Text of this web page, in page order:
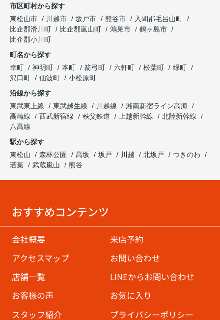
市区町村から探す
東松山市
川越市 坂戸市 熊谷市
入間郡毛呂山町
比企郡滑川町
比企郡嵐山町 鴻巣市
鶴ヶ島市
比企郡小川町
町名から探す
幸町
神明町 本町 箭弓町 六軒町 松葉町
緑町
沢口町
仙波町
小松原町
沿線から探す
東武東上線
東武越生線 川越線
湘南新宿ライン高海
高崎線
西武新宿線 秩父鉄道 上越新幹線
北陸新幹線
八高線
駅から探す
東松山
森林公園 高坂 坂戸 川越 北坂戸
つきのわ
若葉
武蔵嵐山 熊谷
おすすめコンテンツ
会社概要
来店予約
アクセスマップ
お問い合わせ
店舗一覧
LINEからお問い合わせ
お客様の声
お気に入り
スタッフ紹介
プライバシーポリシー